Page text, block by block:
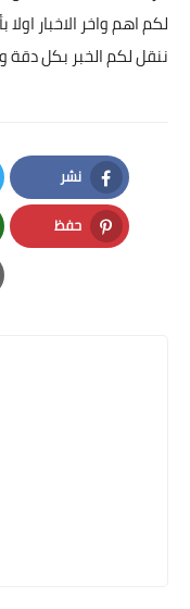
لكم اهم واخر الاخبار
ننقل لكم الخبر بكل
نشر
Facebook
حفظ
Pinterest